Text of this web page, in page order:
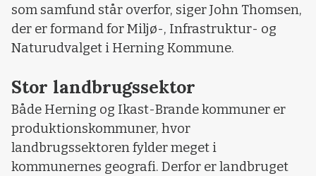
som samfund står overfor, siger John Thomsen,
der er formand for Miljø-, Infrastruktur- og
Naturudvalget i Herning Kommune.
Stor landbrugssektor
Både Herning og Ikast-Brande kommuner er
produktionskommuner, hvor
landbrugssektoren fylder meget i
kommunernes geografi. Derfor er landbruget